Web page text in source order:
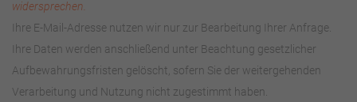
widersprechen.
Ihre E-Mail-Adresse nutzen wir nur zur Bearbeitung Ihrer Anfrage.
Ihre Daten werden anschließend unter Beachtung gesetzlicher
Aufbewahrungsfristen gelöscht, sofern Sie der weitergehenden
Verarbeitung und Nutzung nicht zugestimmt haben.